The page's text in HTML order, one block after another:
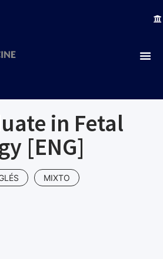
in Fetal
[ENG]
MIXTO